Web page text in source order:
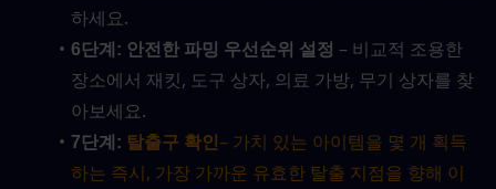
하세요.
6단계: 안전한 파밍 우선순위 설정 – 비교적 조용한
장소에서 재킷, 도구 상자, 의료 가방, 무기 상자를 찾
아보세요.
7단계: 탈출구 확인 – 가치 있는 아이템을 몇 개 획득
하는 즉시, 가장 가까운 유효한 탈출 지점을 향해 이